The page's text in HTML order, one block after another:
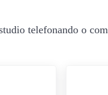
telefonando o